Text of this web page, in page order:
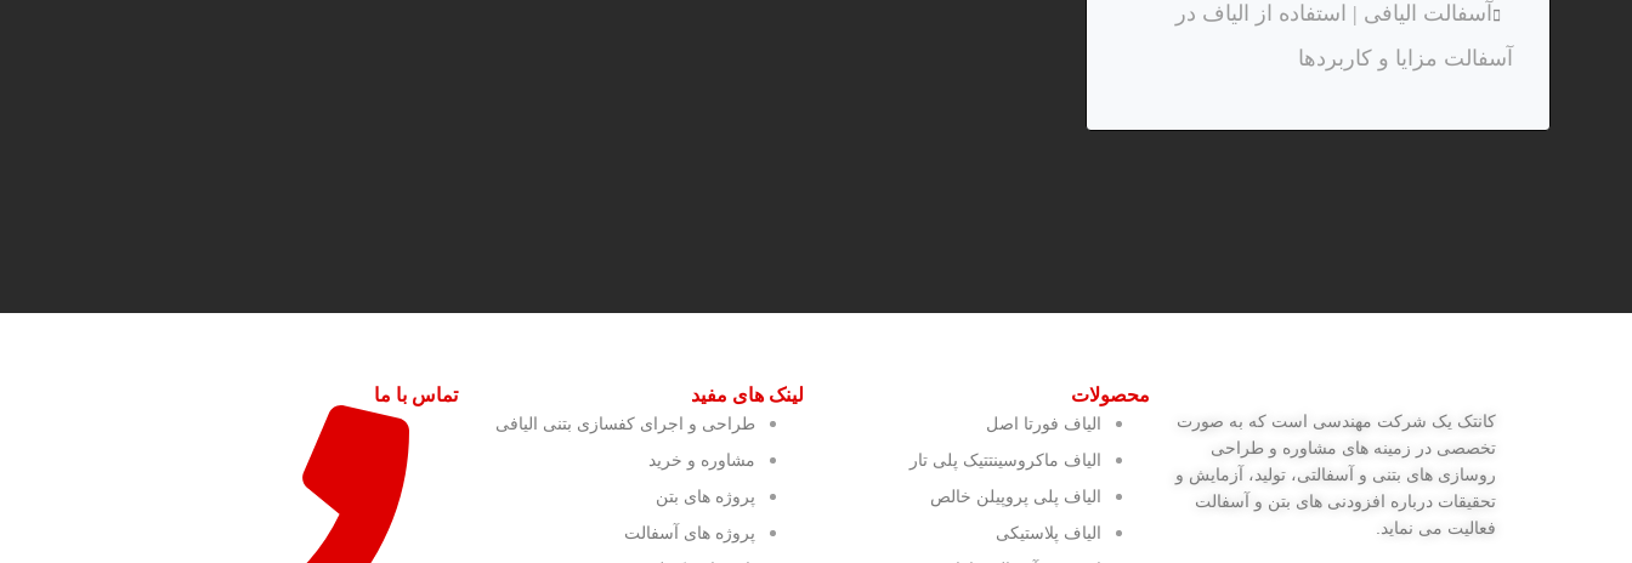
آسفالت الیافی | استفاده از الیاف در
آسفالت مزایا و کاربردها
کانتک یک شرکت مهندسی است که به صورت
تخصصی در زمینه های مشاوره و طراحی
روسازی های بتنی و آسفالتی، تولید، آزمایش و
تحقیقات درباره افزودنی های بتن و آسفالت
فعالیت می نماید.
محصولات
الیاف فورتا اصل
الیاف ماکروسینتتیک پلی تار
الیاف پلی پروپیلن خالص
الیاف پلاستیکی
لینک های مفید
طراحی و اجرای کفسازی بتنی الیافی
مشاوره و خرید
پروژه های بتن
پروژه های آسفالت
تماس با ما